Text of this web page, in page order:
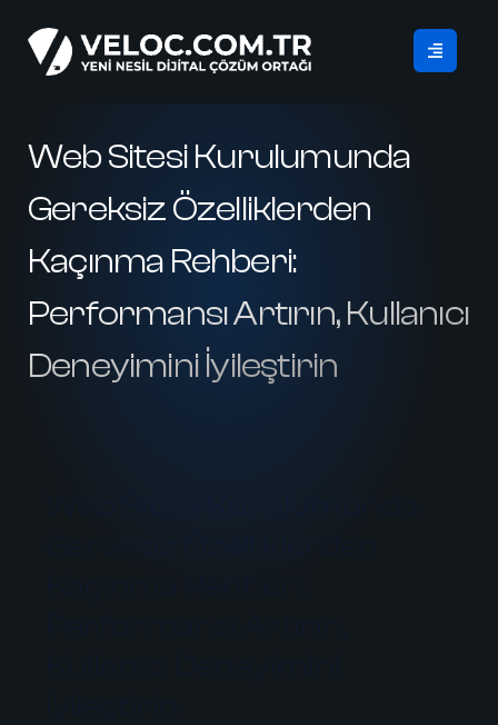
Web Sitesi Kurulumunda
Gereksiz Özelliklerden
Kaçınma Rehberi:
Performansı Artırın, Kullanıcı
Deneyimini İyileştirin